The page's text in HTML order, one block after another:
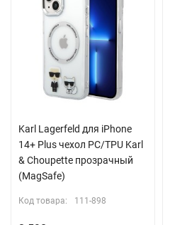
Karl Lagerfeld для iPhone
14+ Plus чехол PC/TPU Karl
& Choupette прозрачный
(MagSafe)
Код товара: 111-898